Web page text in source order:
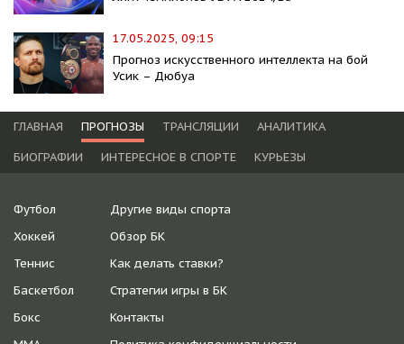
17.05.2025, 09:15
Прогноз искусственного интеллекта на бой
Усик – Дюбуа
ГЛАВНАЯ ПРОГНОЗЫ ТРАНСЛЯЦИИ
АНАЛИТИКА
БИОГРАФИИ
ИНТЕРЕСНОЕ В СПОРТЕ КУРЬЕЗЫ
Футбол
Хоккей
Теннис
Баскетбол
Бокс
Другие виды спорта
Обзор БК
Как делать ставки?
Стратегии игры в БК
Контакты